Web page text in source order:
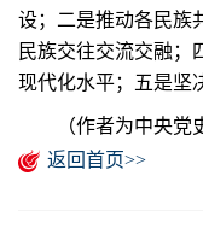
设；二是推动各民族
民族交往交流交融；
现代化水平；五是坚
（作者为中央党史
返回首页>>